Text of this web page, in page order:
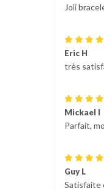
Joli
Eric H
très
Mickael I
Parfait,
Guy L
Satisfaite